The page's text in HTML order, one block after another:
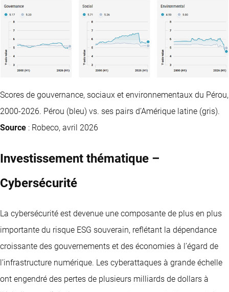
Scores de gouvernance, sociaux et environnementaux du Pérou,
2000-2026. Pérou (bleu) vs. ses pairs d’Amérique latine (gris).
Source : Robeco, avril 2026
Investissement thématique –
Cybersécurité
La cybersécurité est devenue une composante de plus en plus
importante du risque ESG souverain, reflétant la dépendance
croissante des gouvernements et des économies à l’égard de
l’infrastructure numérique. Les cyberattaques à grande échelle
ont engendré des pertes de plusieurs milliards de dollars à